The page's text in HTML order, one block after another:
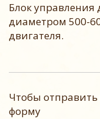
Блок управления
диаметром 500-
двигателя.
Чтобы
форму